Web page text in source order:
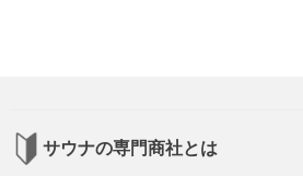
サウナの専門商社とは